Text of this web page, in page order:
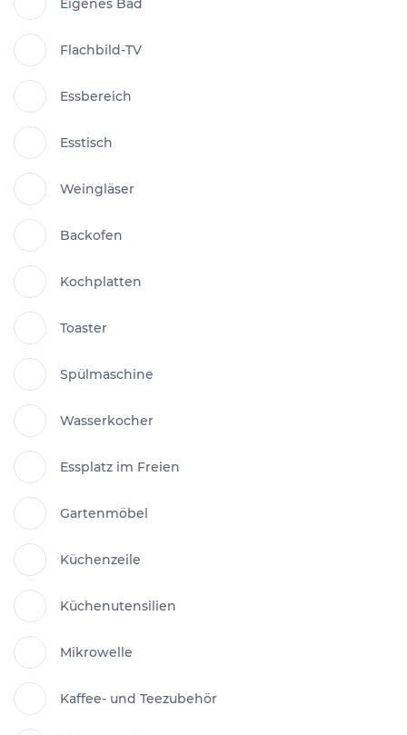
Eigenes Bad
Flachbild-TV
Essbereich
Esstisch
Weingläser
Backofen
Kochplatten
Toaster
Spülmaschine
Wasserkocher
Essplatz im Freien
Gartenmöbel
Küchenzeile
Küchenutensilien
Mikrowelle
Kaffee- und Teezubehör